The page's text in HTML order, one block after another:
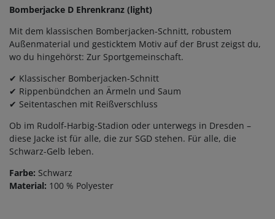
Bomberjacke D Ehrenkranz (light)
Mit dem klassischen Bomberjacken-Schnitt, robustem
Außenmaterial und gesticktem Motiv auf der Brust zeigst du,
wo du hingehörst: Zur Sportgemeinschaft.
✔ Klassischer Bomberjacken-Schnitt
✔ Rippenbündchen an Ärmeln und Saum
✔ Seitentaschen mit Reißverschluss
Ob im Rudolf-Harbig-Stadion oder unterwegs in Dresden –
diese Jacke ist für alle, die zur SGD stehen. Für alle, die
Schwarz-Gelb leben.
Farbe: Schwarz
Material: 100 % Polyester